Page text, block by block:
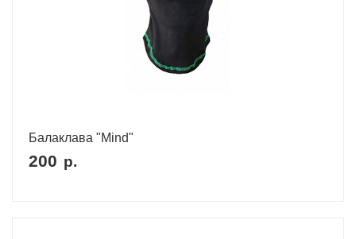
Балаклава "Mind"
200 р.